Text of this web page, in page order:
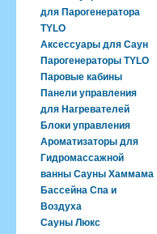
для Парогенератора
TYLO
Аксессуары для Саун
Парогенераторы TYLO
Паровые кабины
Панели управления
для Нагревателей
Блоки управления
Ароматизаторы для
Гидромассажной
ванны Сауны Хаммама
Бассейна Спа и
Воздуха
Сауны Люкс